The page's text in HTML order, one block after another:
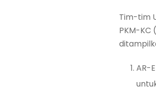
Tim-tim
PKM-KC
AR-